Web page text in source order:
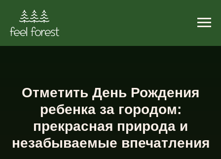
Отметить День Рождения
ребенка за городом:
прекрасная природа и
незабываемые впечатления